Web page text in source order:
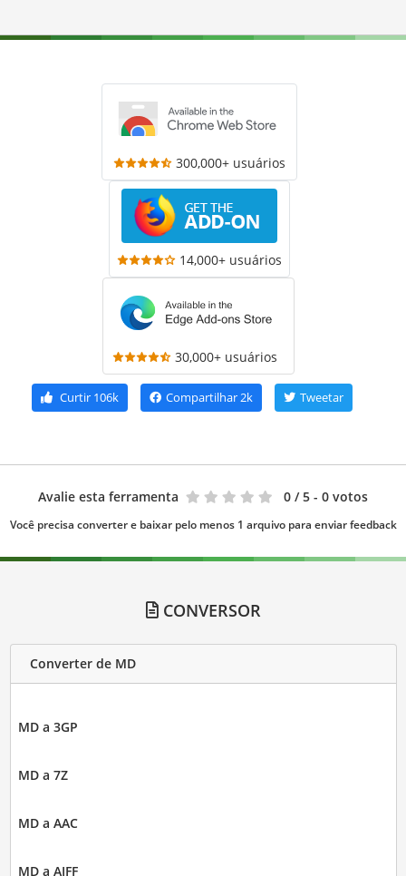
300,000+ usuários
14,000+ usuários
30,000+ usuários
Curtir 106k Compartilhar2k Tweetar
Avalie esta ferramenta 0 / 5 - 0 votos
Você precisa converter e baixar pelo menos 1 arquivo para enviar feedback
CONVERSOR
Converter de MD
MD a 3GP
MD a 7Z
MD a AAC
MD a AIFF